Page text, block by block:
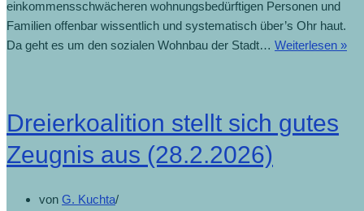
einkommensschwächeren wohnungsbedürftigen Personen und
Familien offenbar wissentlich und systematisch über’s Ohr haut.
Da geht es um den sozialen Wohnbau der Stadt… Weiterlesen »
Dreierkoalition stellt sich gutes
Zeugnis aus (28.2.2026)
von G. Kuchta